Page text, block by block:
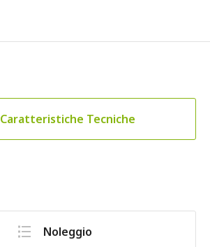
Caratteristiche Tecniche
Noleggio